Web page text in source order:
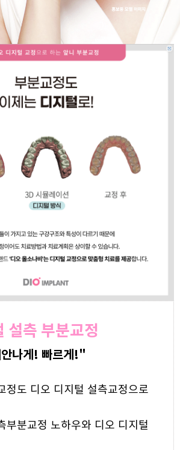
설측 부분교정
나게! 빠르게!"
정도 디오 디지털 설측교정으로
부분교정 노하우와 디오 디지털